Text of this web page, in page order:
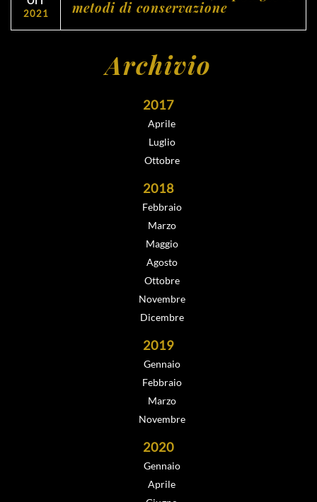
2021
metodi di conservazione
Archivio
2017
Aprile
Luglio
Ottobre
2018
Febbraio
Marzo
Maggio
Agosto
Ottobre
Novembre
Dicembre
2019
Gennaio
Febbraio
Marzo
Novembre
2020
Gennaio
Aprile